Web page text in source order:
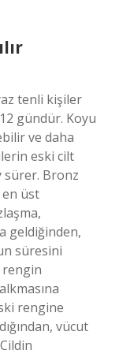
tenli kişiler
gündür. Koyu
ve daha
eski cilt
sürer. Bronz
en üst
geldiğinden,
süresini
rengin
rengine
vücut